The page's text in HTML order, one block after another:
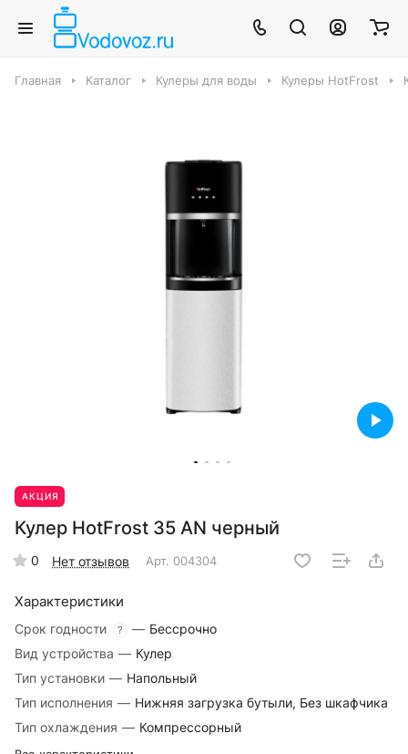
Главная Каталог Кулеры для воды Кулеры HotFrost
АКЦИЯ
Кулер HotFrost 35 AN черный
0 Нет отзывов Арт. 004304
Характеристики
Срок годности ? — Бессрочно
Вид устройства — Кулер
Тип установки — Напольный
Тип исполнения — Нижняя загрузка бутыли, Без шкафчика
Тип охлаждения — Компрессорный